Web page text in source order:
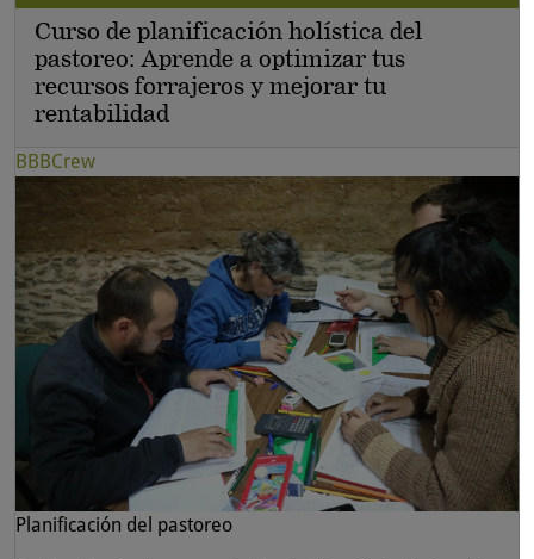
Curso de planificación holística del
pastoreo: Aprende a optimizar tus
recursos forrajeros y mejorar tu
rentabilidad
BBBCrew
Planificación del pastoreo